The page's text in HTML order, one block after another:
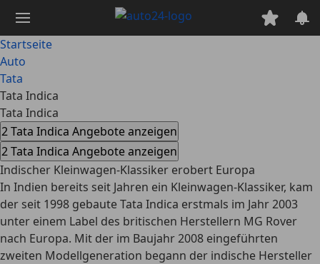
Hauptinhalt
springen
Startseite
Auto
Tata
Tata Indica
Tata Indica
2 Tata Indica Angebote anzeigen
2 Tata Indica Angebote anzeigen
Indischer Kleinwagen-Klassiker erobert Europa
In Indien bereits seit Jahren ein Kleinwagen-Klassiker, kam
der seit 1998 gebaute Tata Indica erstmals im Jahr 2003
unter einem Label des britischen Herstellern MG Rover
nach Europa. Mit der im Baujahr 2008 eingeführten
zweiten Modellgeneration begann der indische Hersteller